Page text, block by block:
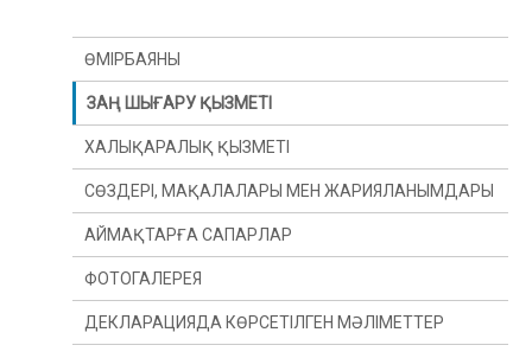
ӨМІРБАЯНЫ
ЗАҢ ШЫҒАРУ ҚЫЗМЕТІ
ХАЛЫҚАРАЛЫҚ ҚЫЗМЕТІ
СӨЗДЕРІ, МАҚАЛАЛАРЫ МЕН ЖАРИЯЛАНЫМДАРЫ
АЙМАҚТАРҒА САПАРЛАР
ФОТОГАЛЕРЕЯ
ДЕКЛАРАЦИЯДА КӨРСЕТІЛГЕН МӘЛІМЕТТЕР